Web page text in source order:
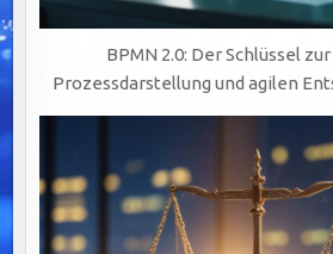
BPMN 2.0: Der Schlüssel
Prozessdarstellung und agilen